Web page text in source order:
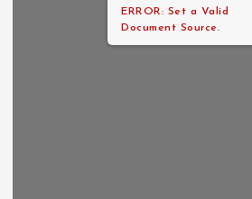
ERROR: Set a Valid
Document Source.